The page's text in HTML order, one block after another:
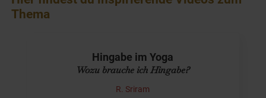
Thema
Hingabe im Yoga
Wozu brauche ich Hingabe?
R. Sriram